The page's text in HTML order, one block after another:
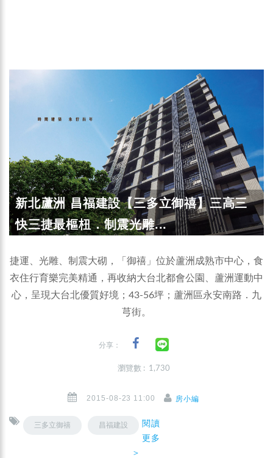
新北蘆洲 昌福建設【三多立御禧】三高三
快三捷最樞杻．制震光雕...
捷運、光雕、制震大砌，「御禧」位於蘆洲成熟市中心，食
衣住行育樂完美精通，再收納大台北都會公園、蘆洲運動中
心，呈現大台北優質好境；43-56坪；蘆洲區永安南路．九
芎街。
分享：
瀏覽數 : 1,730
2015-08-23 11:00 房小編
三多立御禧 昌福建設
閱讀
更多
＞